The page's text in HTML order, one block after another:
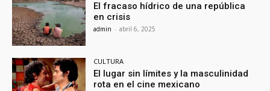
El fracaso hídrico de una república
en crisis
admin - abril 6, 2025
CULTURA
El lugar sin límites y la masculinidad
rota en el cine mexicano